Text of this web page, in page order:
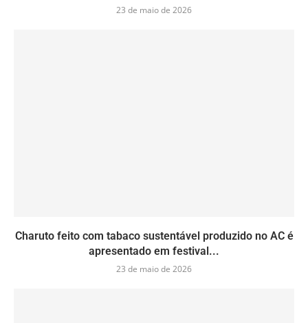
23 de maio de 2026
Charuto feito com tabaco sustentável produzido no AC é
apresentado em festival...
23 de maio de 2026